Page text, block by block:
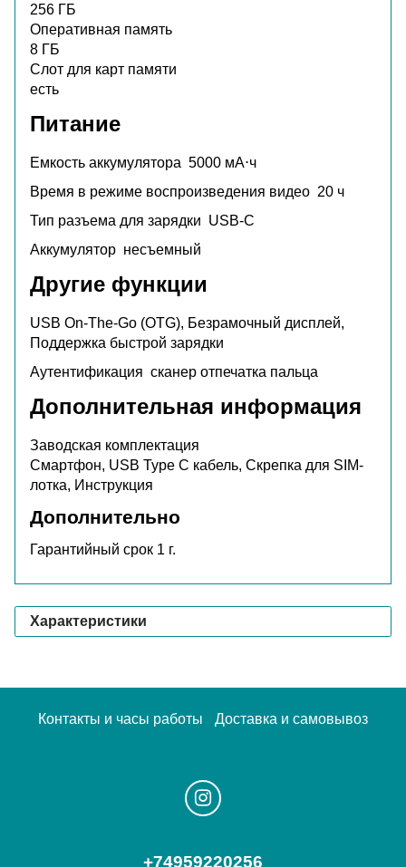
256 ГБ
Оперативная память
8 ГБ
Слот для карт памяти
есть
Питание
Емкость аккумулятора 5000 мА⋅ч
Время в режиме воспроизведения видео 20 ч
Тип разъема для зарядки USB-C
Аккумулятор несъемный
Другие функции
USB On-The-Go (OTG), Безрамочный дисплей,
Поддержка быстрой зарядки
Аутентификация сканер отпечатка пальца
Дополнительная информация
Заводская комплектация
Смартфон, USB Type C кабель, Скрепка для SIM-
лотка, Инструкция
Дополнительно
Гарантийный срок 1 г.
Характеристики
Контакты и часы работы Доставка и самовывоз
+74959220256